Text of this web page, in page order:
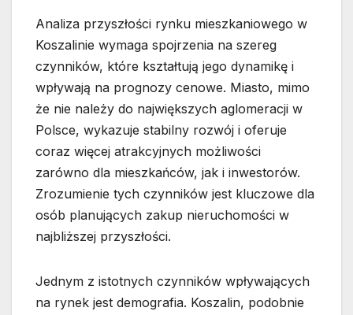
Analiza przyszłości rynku mieszkaniowego w
Koszalinie wymaga spojrzenia na szereg
czynników, które kształtują jego dynamikę i
wpływają na prognozy cenowe. Miasto, mimo
że nie należy do największych aglomeracji w
Polsce, wykazuje stabilny rozwój i oferuje
coraz więcej atrakcyjnych możliwości
zarówno dla mieszkańców, jak i inwestorów.
Zrozumienie tych czynników jest kluczowe dla
osób planujących zakup nieruchomości w
najbliższej przyszłości.
Jednym z istotnych czynników wpływających
na rynek jest demografia. Koszalin, podobnie